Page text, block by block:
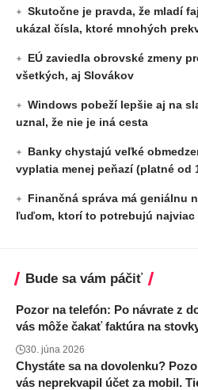
Skutočne je pravda, že mladí
ukázal čísla, ktoré mnohých
EÚ zaviedla obrovské zmeny
všetkých, aj Slovákov
Windows pobeží lepšie aj na
uznal, že nie je iná cesta
Banky chystajú veľké
vyplatia menej peňazí (platné od
Finančná správa má geniálnu
ľuďom, ktorí to potrebujú najviac
Bude sa vám páčiť
Pozor na telefón: Po návrate z
vás môže čakať faktúra na
30. júna 2026
Chystáte sa na dovolenku?
vás neprekvapil účet za mobil.